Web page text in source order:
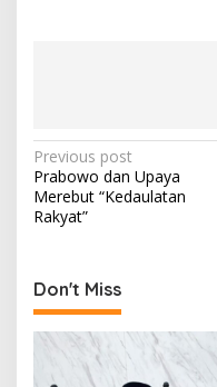
P
o
s
n
a
Previous post
Prabowo dan Upaya
Merebut “Kedaulatan
Rakyat”
Don't Miss